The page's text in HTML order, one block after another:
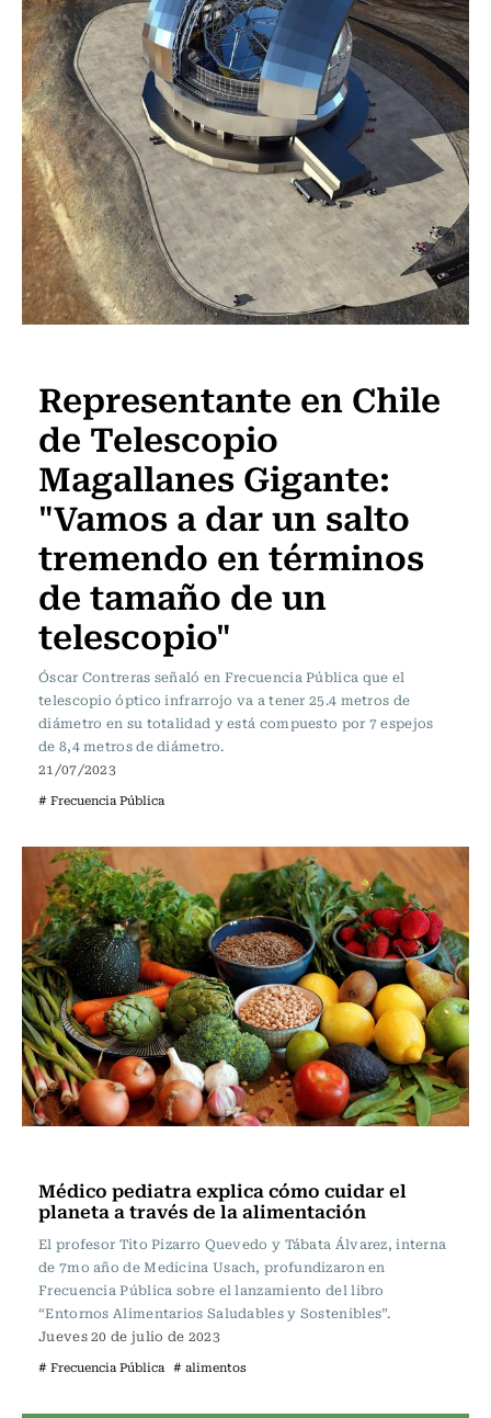
Representante en Chile
de Telescopio
Magallanes Gigante:
"Vamos a dar un salto
tremendo en términos
de tamaño de un
telescopio"
Óscar Contreras señaló en Frecuencia Pública que el
telescopio óptico infrarrojo va a tener 25.4 metros de
diámetro en su totalidad y está compuesto por 7 espejos
de 8,4 metros de diámetro.
21/07/2023
# Frecuencia Pública
Médico pediatra explica cómo cuidar el
planeta a través de la alimentación
El profesor Tito Pizarro Quevedo y Tábata Álvarez, interna
de 7mo año de Medicina Usach, profundizaron en
Frecuencia Pública sobre el lanzamiento del libro
“Entornos Alimentarios Saludables y Sostenibles”.
Jueves 20 de julio de 2023
# Frecuencia Pública # alimentos